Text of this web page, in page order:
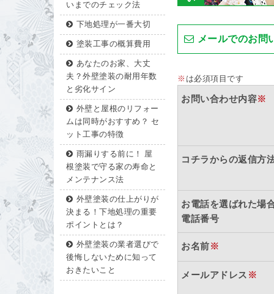
いまでのチェック法
下地処理が一番大切
塗装工事の概算費用
あなたのお家、大丈
夫？外壁塗装の耐用年数
と劣化サイン
外壁と屋根のリフォー
ムは同時がおすすめ？ セ
ット工事の特徴
雨漏りする前に！ 屋
根塗装で守る家の寿命と
メンテナンス法
外壁塗装の仕上がりが
決まる！下地処理の重要
ポイントとは？
外壁塗装の業者選びで
後悔しないために知って
おきたいこと
メールでのお問
※ は必須項目です
お問い合わせ内容※
コチラからの返信方
お電話を選ばれた場
電話番号
お名前※
メールアドレス ※